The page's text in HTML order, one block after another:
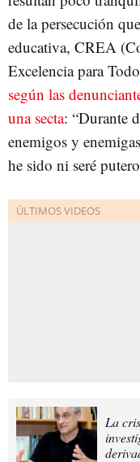
de la persecución
educativa, CREA
Excelencia para
según las
una secta: “Durante
enemigos y
he sido ni seré
La